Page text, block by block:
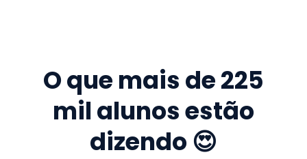
O que mais de225
mil alunos estão
dizendo 😍